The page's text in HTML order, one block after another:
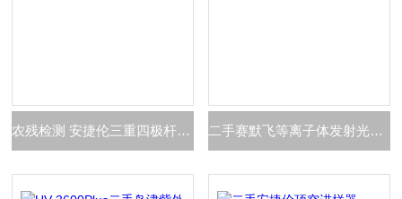
农残检测 安捷伦三重四极杆气质联用仪 二手赛默飞等离子体发射光谱仪 iCAP7000